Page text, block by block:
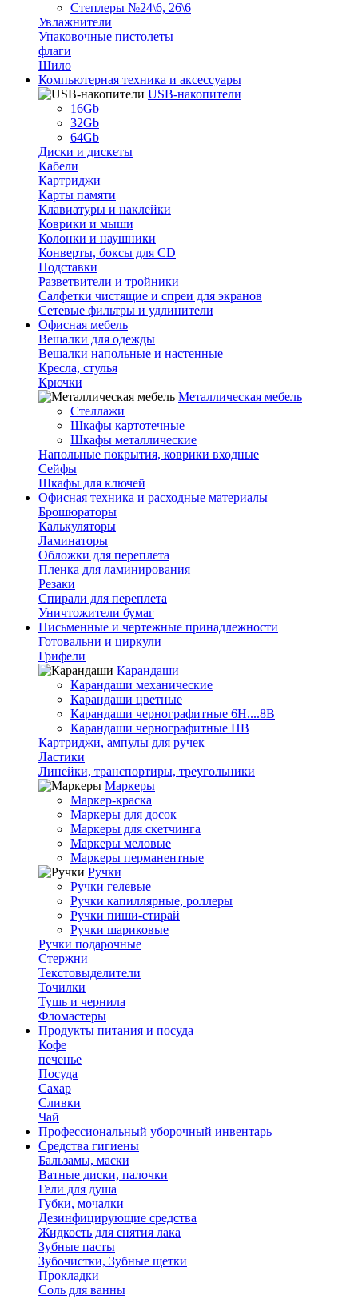
Степлеры №24\6, 26\6
Увлажнители
Упаковочные пистолеты
флаги
Шило
Компьютерная техника и аксессуары
USB-накопители
16Gb
32Gb
64Gb
Диски и дискеты
Кабели
Картриджи
Карты памяти
Клавиатуры и наклейки
Коврики и мыши
Колонки и наушники
Конверты, боксы для CD
Подставки
Разветвители и тройники
Салфетки чистящие и спреи для экранов
Сетевые фильтры и удлинители
Офисная мебель
Вешалки для одежды
Вешалки напольные и настенные
Кресла, стулья
Крючки
Металлическая мебель
Стеллажи
Шкафы картотечные
Шкафы металлические
Напольные покрытия, коврики входные
Сейфы
Шкафы для ключей
Офисная техника и расходные материалы
Брошюраторы
Калькуляторы
Ламинаторы
Обложки для переплета
Пленка для ламинирования
Резаки
Спирали для переплета
Уничтожители бумаг
Письменные и чертежные принадлежности
Готовальни и циркули
Грифели
Карандаши
Карандаши механические
Карандаши цветные
Карандаши чернографитные 6H....8B
Карандаши чернографитные HB
Картриджи, ампулы для ручек
Ластики
Линейки, транспортиры, треугольники
Маркеры
Маркер-краска
Маркеры для досок
Маркеры для скетчинга
Маркеры меловые
Маркеры перманентные
Ручки
Ручки гелевые
Ручки капиллярные, роллеры
Ручки пиши-стирай
Ручки шариковые
Ручки подарочные
Стержни
Текстовыделители
Точилки
Тушь и чернила
Фломастеры
Продукты питания и посуда
Кофе
печенье
Посуда
Сахар
Сливки
Чай
Профессиональный уборочный инвентарь
Средства гигиены
Бальзамы, маски
Ватные диски, палочки
Гели для душа
Губки, мочалки
Дезинфицирующие средства
Жидкость для снятия лака
Зубные пасты
Зубочистки, Зубные щетки
Прокладки
Соль для ванны